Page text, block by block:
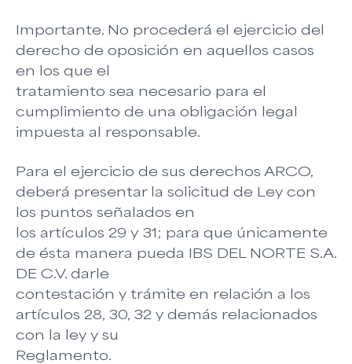
Importante. No procederá el ejercicio del
derecho de oposición en aquellos casos
en los que el
tratamiento sea necesario para el
cumplimiento de una obligación legal
impuesta al responsable.
Para el ejercicio de sus derechos ARCO,
deberá presentar la solicitud de Ley con
los puntos señalados en
los artículos 29 y 31; para que únicamente
de ésta manera pueda IBS DEL NORTE S.A.
DE C.V. darle
contestación y trámite en relación a los
artículos 28, 30, 32 y demás relacionados
con la ley y su
Reglamento.